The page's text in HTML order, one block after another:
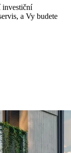
investiční
a Vy budete